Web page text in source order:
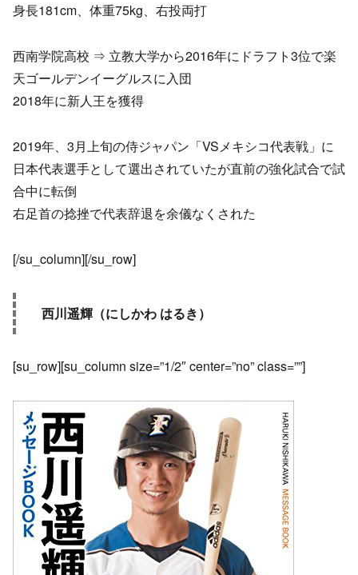
身長181cm、体重75kg、右投両打
西南学院高校 ⇒ 立教大学から2016年にドラフト3位で楽
天ゴールデンイーグルスに入団
2018年に新人王を獲得
2019年、3月上旬の侍ジャパン「VSメキシコ代表戦」に
日本代表選手として選出されていたが直前の強化試合で試
合中に転倒
右足首の捻挫で代表辞退を余儀なくされた
[/su_column][/su_row]
西川遥輝（にしかわ はるき）
[su_row][su_column size=”1/2″ center=”no” class=””]